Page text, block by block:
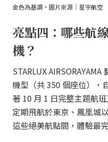
金色為基調。圖片來源｜星宇航空
亮點四：哪些航
機？
STARLUX
機型（共 350 個座位），
著 10 月 1 日完整主題航
定期飛航於東京、鳳凰城
這些絕美航點間，體驗最